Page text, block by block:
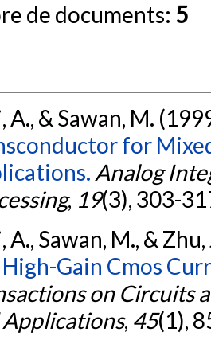
de documents: 5
A., & Sawan, M.
for
Analog
, 19(3), 303-
A., Sawan, M., &
Gain Cmos
on Circuits
Applications, 45(1),